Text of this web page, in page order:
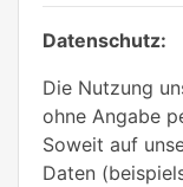
Datenschutz:
Die Nutzung
ohne Angabe
Soweit auf
Daten